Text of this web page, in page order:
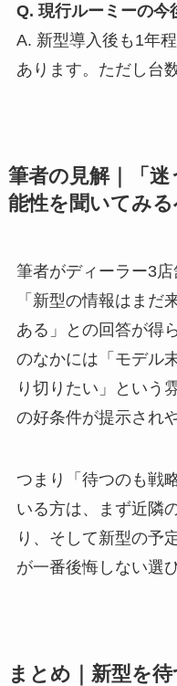
Q. 現行ルーミーの今
A. 新型導入後も1年
あります。ただし台
筆者の見解｜「
能性を聞いてみる
筆者がディーラー3店
「新型の情報はまだ
ある」との回答が得
のなかには「モデル
り切りたい」という
の好条件が提示され
つまり「待つのも戦
いる方は、まず近隣
り、そして新型の予
が一番後悔しない選
まとめ｜新型を